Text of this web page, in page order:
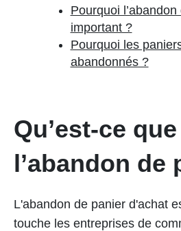
Pourquoi
important ?
Pourquoi les
abandonnés ?
Qu’est-ce que
l’abandon de
L'abandon de panier d'achat
touche les entreprises de